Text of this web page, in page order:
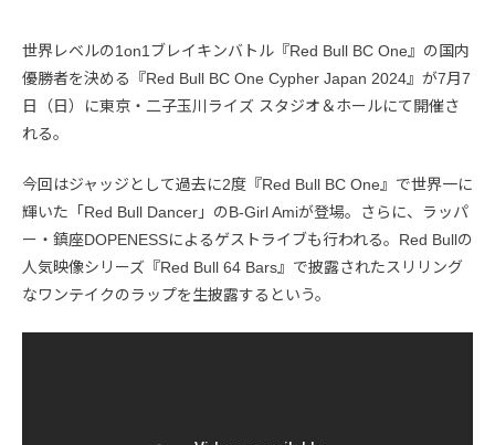
世界レベルの1on1ブレイキンバトル『Red Bull BC One』の国内
優勝者を決める『Red Bull BC One Cypher Japan 2024』が7月7
日（日）に東京・二子玉川ライズ スタジオ＆ホールにて開催さ
れる。
今回はジャッジとして過去に2度『Red Bull BC One』で世界一に
輝いた「Red Bull Dancer」のB-Girl Amiが登場。さらに、ラッパ
ー・鎮座DOPENESSによるゲストライブも行われる。Red Bullの
人気映像シリーズ『Red Bull 64 Bars』で披露されたスリリング
なワンテイクのラップを生披露するという。